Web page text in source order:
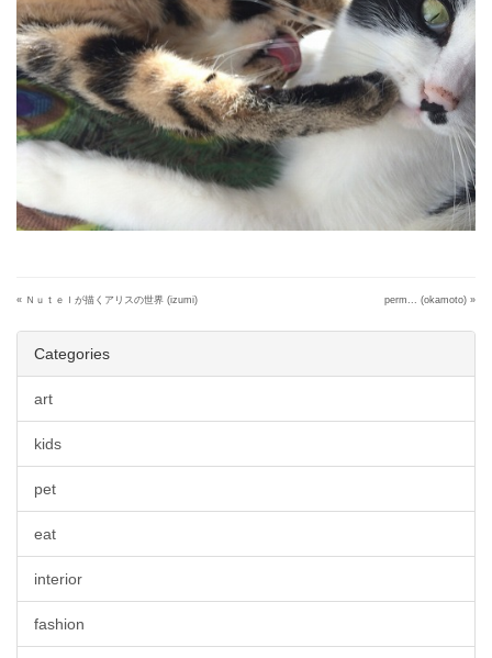
« Ｎｕｔｅｌが描くアリスの世界 (izumi) perm... (okamoto) »
Categories
art
kids
pet
eat
interior
fashion